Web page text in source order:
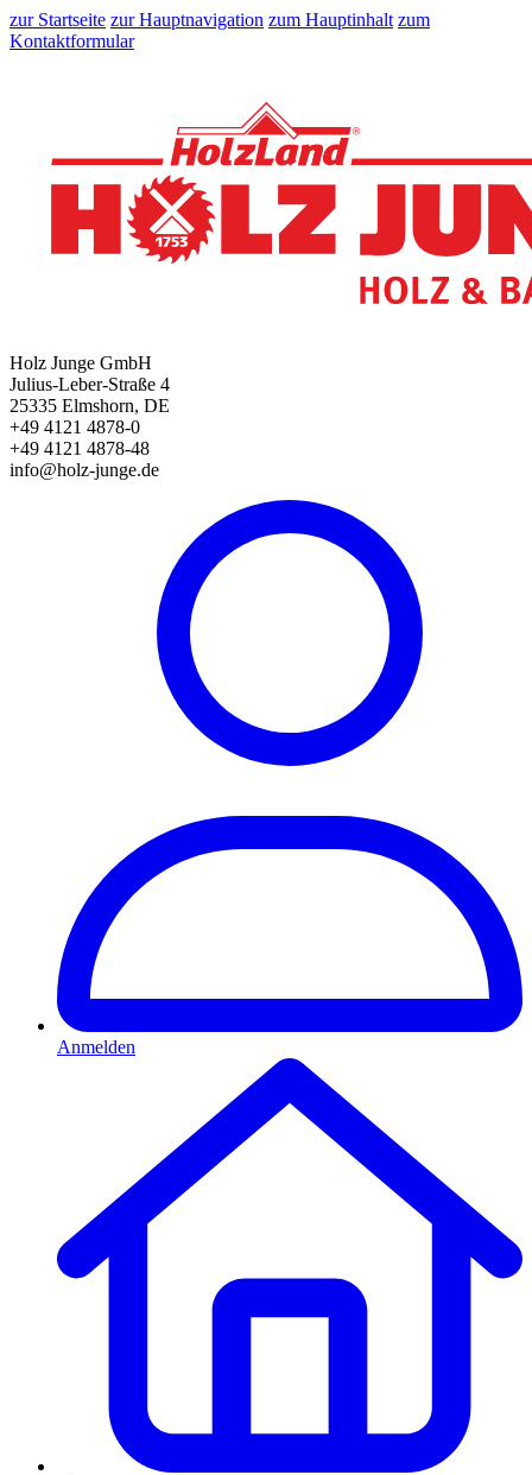
zur Startseite zur Hauptnavigation zum Hauptinhalt zum
Kontaktformular
Holz Junge GmbH
Julius-Leber-Straße 4
25335 Elmshorn, DE
+49 4121 4878-0
+49 4121 4878-48
info@holz-junge.de
Anmelden